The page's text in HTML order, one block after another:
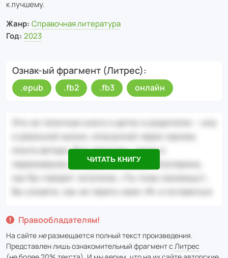
к лучшему.
Жанр: Справочная литература
Год: 2023
Ознак-ый фрагмент (Литрес)
.epub .fb2 .fb3 онлайн
ЧИТАТЬ КНИГУ
Правообладателям!
На сайте неразмещается полный текст произведения.
Представлен лишь ознакомительный фрагмент с Литрес